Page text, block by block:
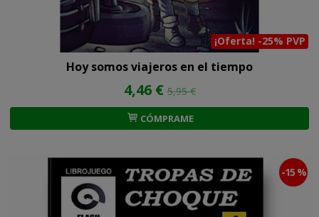
¡Oferta! -25% PVP
Hoy somos viajeros en el tiempo
4,46 €5,95 €
CÓMPRAME
-15 %